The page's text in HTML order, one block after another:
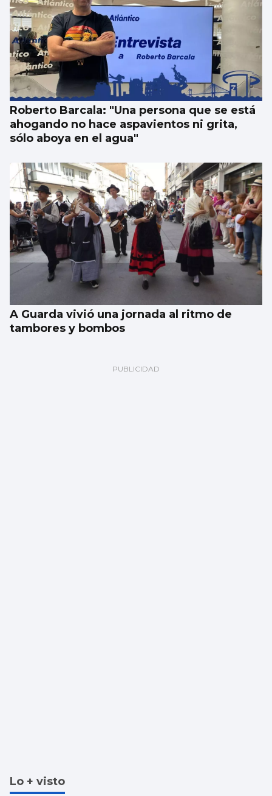
Roberto Barcala: "Una persona que se está
ahogando no hace aspavientos ni grita,
sólo aboya en el agua"
A Guarda vivió una jornada al ritmo de
tambores y bombos
Lo + visto